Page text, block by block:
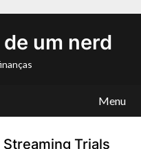
um nerd
Menu
Trials